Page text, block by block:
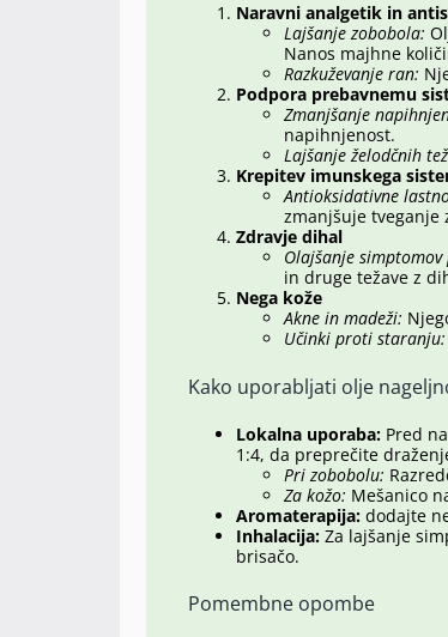
Naravni analgetik in
Lajšanje zobobola:
Nanos majhne
Razkuževanje ran:
Podpora prebavnemu
Zmanjšanje
napihnjenost.
Lajšanje želodčnih
Krepitev imunskega
Antioksidativne
zmanjšuje tveganje
Zdravje dihal
Olajšanje
in druge težave z
Nega kože
Akne in madeži:
Učinki proti staranju:
Kako uporabljati olje
Lokalna uporaba:Pred
1:4, da preprečite
Pri zobobolu:
Za kožo: Mešanico
Aromaterapija:dodajte
Inhalacija:Za lajšanje
brisačo.
Pomembne opombe